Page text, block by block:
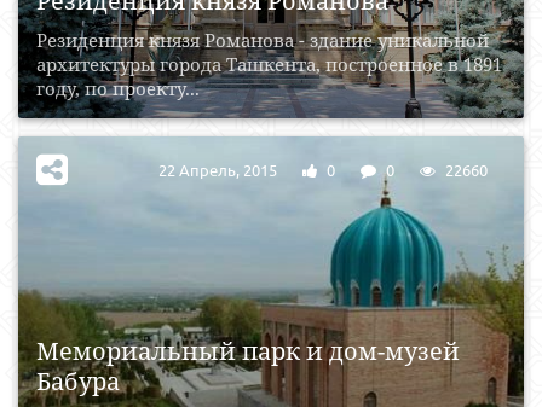
Резиденция князя Романова - здание уникальной
архитектуры города Ташкента, построенное в 1891
году, по проекту...
Мемориальный парк и дом-музей
Бабура
22 Апрель, 2015 0 0 22660